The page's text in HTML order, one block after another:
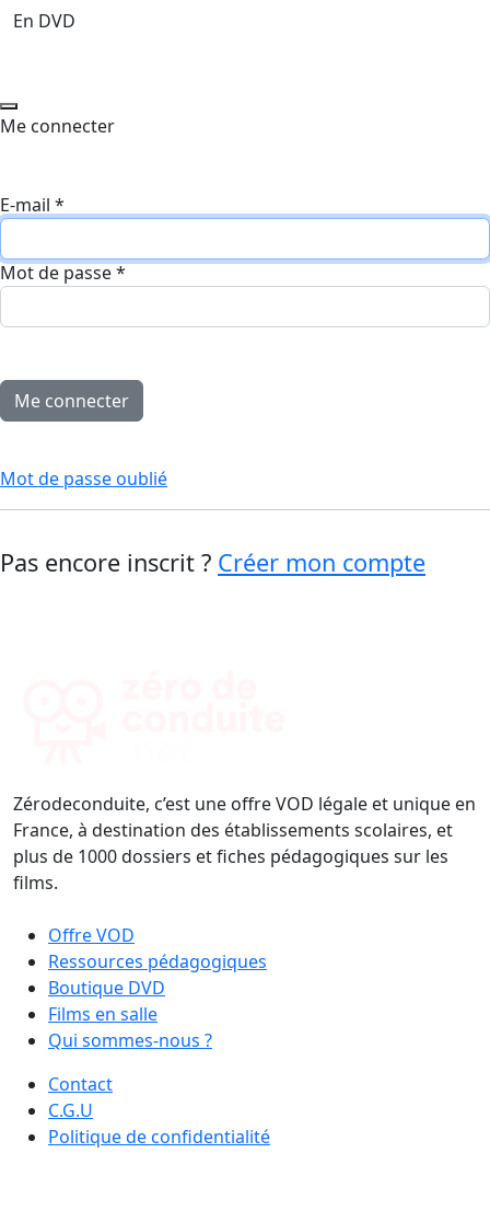
En DVD
Me connecter
E-mail *
Mot de passe*
Mot de passe oublié
Pas encore inscrit ? Créer mon compte
Zérodeconduite, c’est une offre VOD légale et unique en
France, à destination des établissements scolaires, et
plus de 1000 dossiers et fiches pédagogiques sur les
films.
Offre VOD
Ressources pédagogiques
Boutique DVD
Films en salle
Qui sommes-nous ?
Contact
C.G.U
Politique de confidentialité